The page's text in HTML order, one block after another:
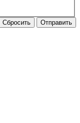
Сбросить Отправить